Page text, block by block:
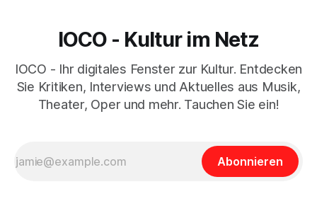
IOCO - Kultur im Netz
IOCO - Ihr digitales Fenster zur Kultur. Entdecken
Sie Kritiken, Interviews und Aktuelles aus Musik,
Theater, Oper und mehr. Tauchen Sie ein!
Abonnieren